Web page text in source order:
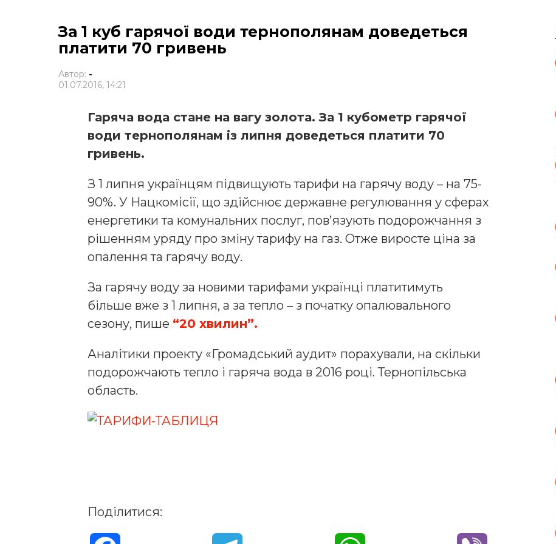
За 1 куб гарячої води тернополянам доведеться
платити 70 гривень
Автор: -
01.07.2016, 14:21
Гаряча вода стане на вагу золота. За 1 кубометр гарячої
води тернополянам із липня доведеться платити 70
гривень.
З 1 липня українцям підвищують тарифи на гарячу воду – на 75-
90%. У Нацкомісії, що здійснює державне регулювання у сферах
енергетики та комунальних послуг, пов’язують подорожчання з
рішенням уряду про зміну тарифу на газ. Отже виросте ціна за
опалення та гарячу воду.
За гарячу воду за новими тарифами українці платитимуть
більше вже з 1 липня, а за тепло – з початку опалювального
сезону, пише “20 хвилин”.
Аналітики проекту «Громадський аудит» порахували, на скільки
подорожчають тепло і гаряча вода в 2016 році. Тернопільська
область.
Поділитися: